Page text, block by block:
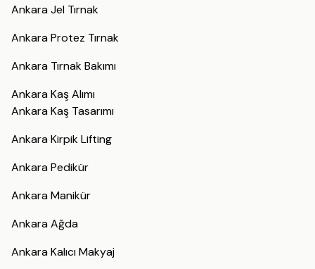
Ankara Jel Tırnak
Ankara Protez Tırnak
Ankara Tırnak Bakımı
Ankara Kaş Alımı
Ankara Kaş Tasarımı
Ankara Kirpik Lifting
Ankara Pedikür
Ankara Manikür
Ankara Ağda
Ankara Kalıcı Makyaj